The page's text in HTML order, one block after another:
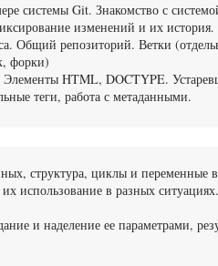
системы Git. Знакомство с
изменений и их
Общий репозиторий. Ветки
форки)
HTML, DOCTYPE.
теги, работа с метаданными.
структура, циклы и переменные
использование в разных
и наделение ее параметрами,